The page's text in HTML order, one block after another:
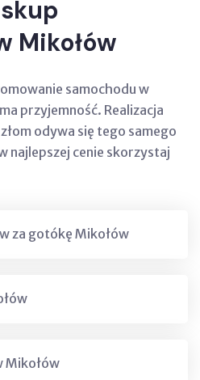
Mikołów
samochodu w
przyjemność. Realizacja
odywa się tego samego
najlepszej cenie skorzystaj
za gotókę Mikołów
Mikołów